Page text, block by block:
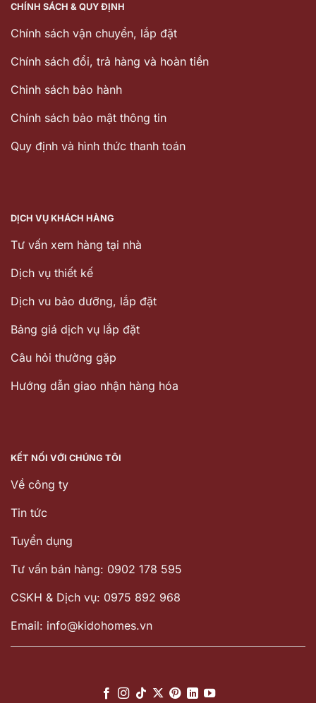
CHÍNH SÁCH & QUY ĐỊNH
Chính sách vận chuyển, lắp đặt
Chính sách đổi, trả hàng và hoàn tiền
Chinh sách bảo hành
Chính sách bảo mật thông tin
Quy định và hình thức thanh toán
DỊCH VỤ KHÁCH HÀNG
Tư vấn xem hàng tại nhà
Dịch vụ thiết kế
Dịch vu bảo dưỡng, lắp đặt
Bảng giá dịch vụ lắp đặt
Câu hỏi thường gặp
Hướng dẫn giao nhận hàng hóa
KẾT NỐI VỚI CHÚNG TÔI
Về công ty
Tin tức
Tuyển dụng
Tư vấn bán hàng: 0902 178 595
CSKH & Dịch vụ: 0975 892 968
Email: info@kidohomes.vn